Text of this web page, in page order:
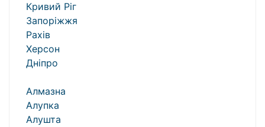
Кривий Ріг
Запоріжжя
Рахів
Херсон
Дніпро
Алмазна
Алупка
Алушта